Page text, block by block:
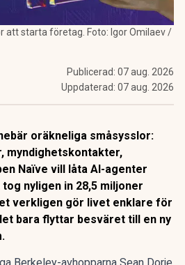
att starta företag. Foto: Igor Omilaev /
Publicerad: 07 aug. 2026
Uppdaterad: 07 aug. 2026
oräkneliga småsysslor:
myndighetskontakter,
Naïve vill låta AI-agenter
nyligen in 28,5 miljoner
verkligen gör livet enklare för
bara flyttar besväret till en ny